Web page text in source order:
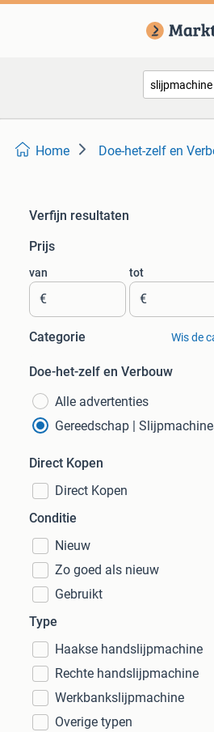
Home Doe-het-zelf en
Verfijn resultaten
Prijs
van
€
tot
€
Categorie Wis de
Doe-het-zelf en Verbouw
Alle advertenties
Gereedschap |
Direct Kopen
Direct Kopen
Conditie
Nieuw
Zo goed als nieuw
Gebruikt
Type
Haakse handslijpmachine
Rechte handslijpmachine
Werkbankslijpmachine
Overige typen